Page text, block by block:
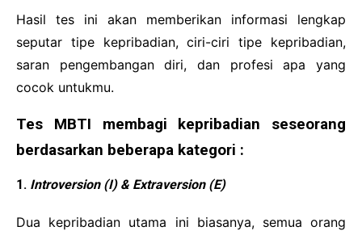
Hasil tes ini akan memberikan informasi lengkap
seputar tipe kepribadian, ciri-ciri tipe kepribadian,
saran pengembangan diri, dan profesi apa yang
cocok untukmu.
Tes MBTI membagi kepribadian seseorang
berdasarkan beberapa kategori :
1. Introversion (I) & Extraversion (E)
Dua kepribadian utama ini biasanya, semua orang